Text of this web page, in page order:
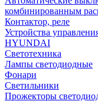
комбинированным
Контактор, реле
Устройства
HYUNDAI
Светотехника
Лампы светодиодные
Фонари
Светильники
Прожекторы